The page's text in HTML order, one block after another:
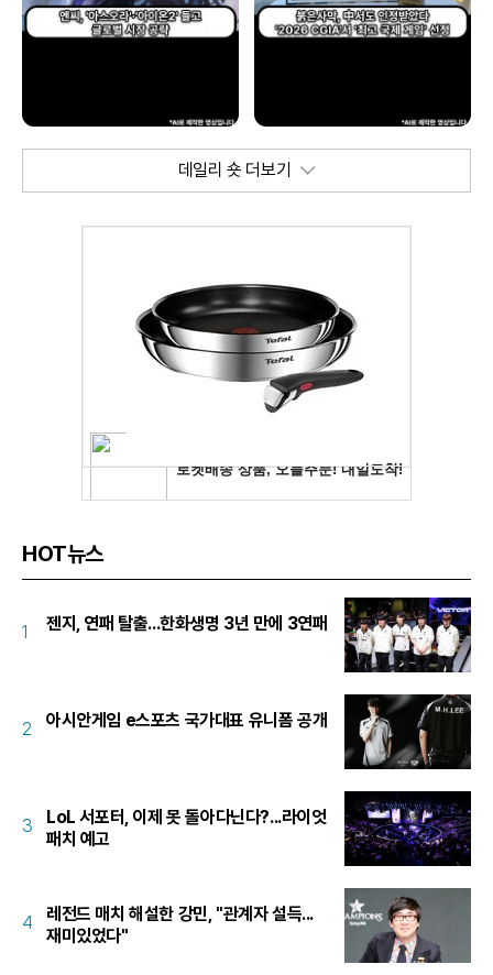
데일리 숏 더보기
HOT뉴스
1 젠지, 연패 탈출...한화생명 3년 만에 3연패
2 아시안게임 e스포츠 국가대표 유니폼 공개
3
LoL 서포터, 이제 못 돌아다닌다?...라이엇
패치 예고
4
레전드 매치 해설한 강민, "관계자 설득...
재미있었다"